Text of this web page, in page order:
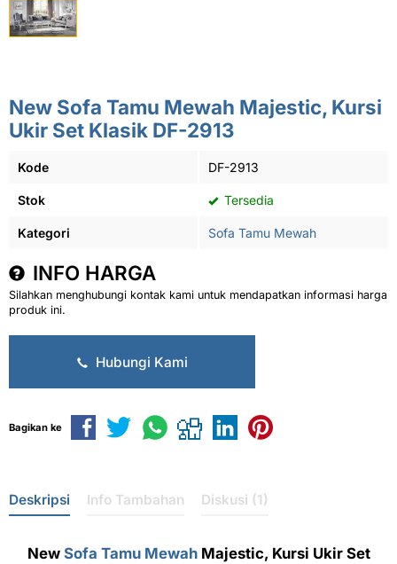
New Sofa Tamu Mewah Majestic, Kursi
Ukir Set Klasik DF-2913
Kode DF-2913
Stok Tersedia
Kategori Sofa Tamu Mewah
INFO HARGA
Silahkan menghubungi kontak kami untuk mendapatkan informasi harga
produk ini.
Hubungi Kami
Bagikan ke
Deskripsi Info Tambahan Diskusi (1)
New Sofa Tamu MewahMajestic, Kursi Ukir Set